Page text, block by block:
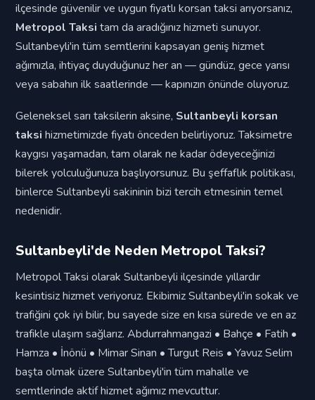
ilçesinde güvenilir ve uygun fiyatlı korsan taksi arıyorsanız,
Metropol Taksi tam da aradığınız hizmeti sunuyor.
Sultanbeyli'in tüm semtlerini kapsayan geniş hizmet
ağımızla, ihtiyaç duyduğunuz her an — gündüz, gece yarısı
veya sabahın ilk saatlerinde — kapınızın önünde oluyoruz.
Geleneksel sarı taksilerin aksine, Sultanbeyli korsan
taksi hizmetimizde fiyatı önceden belirliyoruz. Taksimetre
kaygısı yaşamadan, tam olarak ne kadar ödeyeceğinizi
bilerek yolculuğunuza başlıyorsunuz. Bu şeffaflık politikası,
binlerce Sultanbeyli sakininin bizi tercih etmesinin temel
nedenidir.
Sultanbeyli'de Neden Metropol Taksi?
Metropol Taksi olarak Sultanbeyli ilçesinde yıllardır
kesintisiz hizmet veriyoruz. Ekibimiz Sultanbeyli'in sokak ve
trafiğini çok iyi bilir, bu sayede size en kısa sürede ve en az
trafikle ulaşım sağlarız. Abdurrahmangazi • Bahçe • Fatih •
Hamza • İnönü • Mimar Sinan • Turgut Reis • Yavuz Selim
başta olmak üzere Sultanbeyli'in tüm mahalle ve
semtlerinde aktif hizmet ağımız mevcuttur.